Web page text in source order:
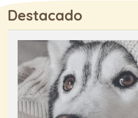
Destacado